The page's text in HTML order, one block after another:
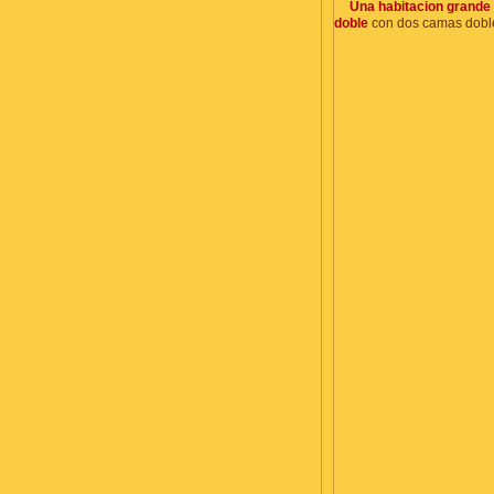
Una habitacion grande
doble con dos camas